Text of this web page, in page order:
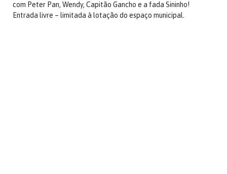
com Peter Pan, Wendy, Capitão Gancho e a fada Sininho!
Entrada livre – limitada à lotação do espaço municipal.